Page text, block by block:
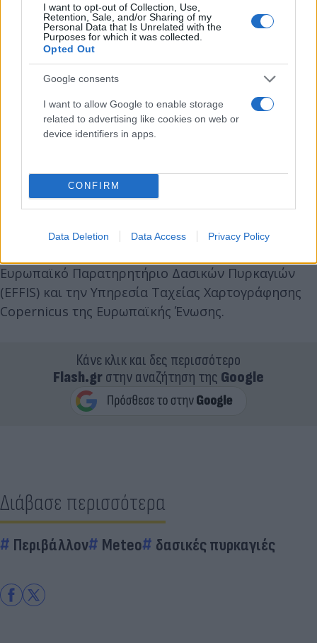
I want to opt-out of Collection, Use,
Retention, Sale, and/or Sharing of my
Personal Data that Is Unrelated with the
Purposes for which it was collected.
Opted Out
Google consents
I want to allow Google to enable storage
related to advertising like cookies on web or
device identifiers in apps.
CONFIRM
Data Deletion Data Access Privacy Policy
πυρομετεωρολογική ομάδα FLAME του Εθνικού
Ευρωπαϊκό Παρατηρητήριο Δασικών Πυρκαγιών
(EFFIS) και την Υπηρεσία Ταχείας Χαρτογράφησης
Copernicus της Ευρωπαϊκής Ένωσης.
Κάνε κλικ και δες περισσότερο
Flash.grστην αναζήτηση της Google
Διάβασε περισσότερα
Περιβάλλον Meteo δασικές πυρκαγιές